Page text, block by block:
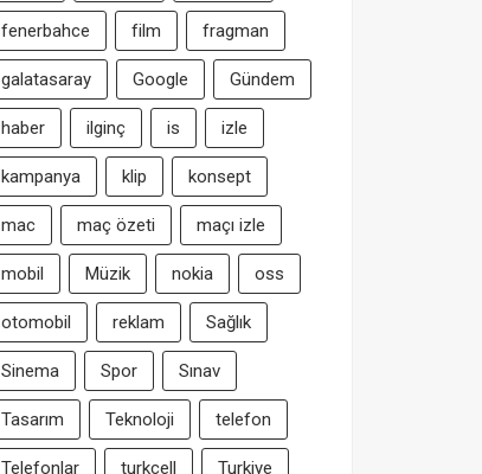
fenerbahce film fragman
galatasaray Google Gündem
haber ilginç is izle
kampanya klip konsept
mac maç özeti maçı izle
mobil Müzik nokia oss
otomobil reklam Sağlık
Sinema Spor Sınav
Tasarım Teknoloji telefon
Telefonlar turkcell Turkiye